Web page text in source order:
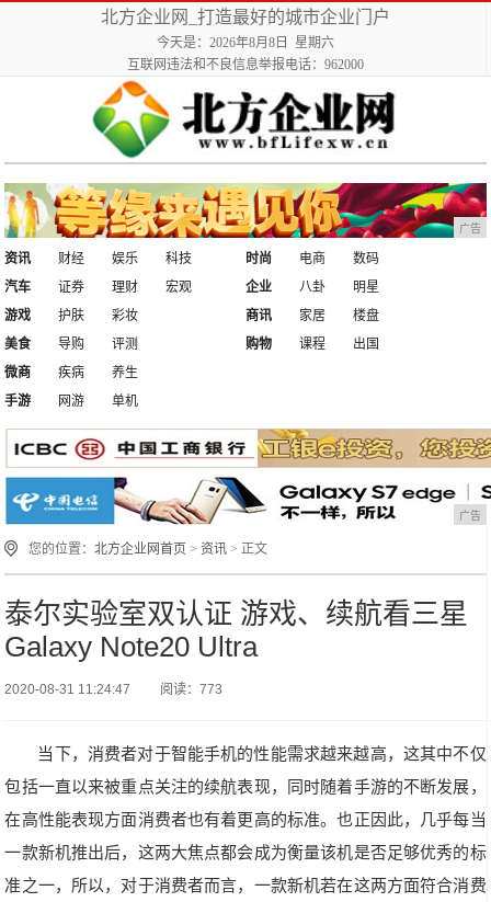
北方企业网_打造最好的城市企业门户
今天是：2026年8月8日 星期六
互联网违法和不良信息举报电话：962000
广告
资讯 财经 娱乐
科技
汽车
证券 理财 宏观
时尚 电商
数码
企业
八卦
明星
游戏
护肤
彩妆
美食
导购 评测
商讯 家居
楼盘
购物
课程
出国
微商
疾病
养生
手游
网游 单机
广告
您的位置：北方企业网首页 >资讯 > 正文
泰尔实验室双认证 游戏、续航看三星
Galaxy Note20 Ultra
2020-08-31 11:24:47 阅读：773
当下，消费者对于智能手机的性能需求越来越高，这其中不仅
包括一直以来被重点关注的续航表现，同时随着手游的不断发展，
在高性能表现方面消费者也有着更高的标准。也正因此，几乎每当
一款新机推出后，这两大焦点都会成为衡量该机是否足够优秀的标
准之一，所以，对于消费者而言，一款新机若在这两方面符合消费